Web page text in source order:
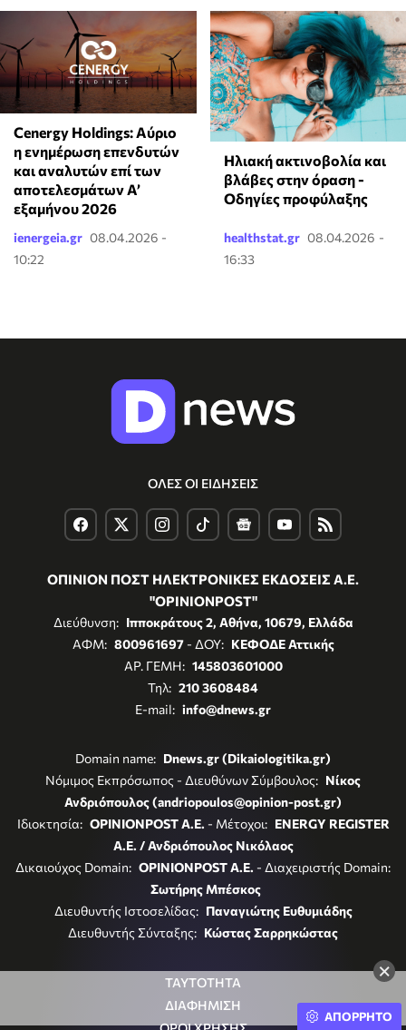
×
Cenergy Holdings: Αύριο
η ενημέρωση επενδυτών
και αναλυτών επί των
αποτελεσμάτων A’
εξαμήνου 2026
ienergeia.gr 08.04.2026 -
10:22
Ηλιακή ακτινοβολία και
βλάβες στην όραση -
Οδηγίες προφύλαξης
healthstat.gr 08.04.2026 -
16:33
ΟΛΕΣ ΟΙ ΕΙΔΗΣΕΙΣ
ΟΠΙΝΙΟΝ ΠΟΣΤ ΗΛΕΚΤΡΟΝΙΚΕΣ ΕΚΔΟΣΕΙΣ Α.Ε.
"OPINIONPOST"
Διεύθυνση: Ιπποκράτους 2, Αθήνα, 10679, Ελλάδα
ΑΦΜ: 800961697- ΔΟΥ: ΚΕΦΟΔΕ Αττικής
ΑΡ. ΓΕΜΗ: 145803601000
Τηλ: 210 3608484
E-mail: info@dnews.gr
Domain name: Dnews.gr (Dikaiologitika.gr)
Νόμιμος Εκπρόσωπος - Διευθύνων Σύμβουλος: Νίκος
Ανδριόπουλος (andriopoulos@opinion-post.gr)
Ιδιοκτησία: OPINIONPOST A.E. - Μέτοχοι: ENERGY REGISTER
Α.Ε. / Ανδριόπουλος Νικόλαος
Δικαιούχος Domain: OPINIONPOST A.E. - Διαχειριστής Domain:
Σωτήρης Μπέσκος
Διευθυντής Ιστοσελίδας: Παναγιώτης Ευθυμιάδης
Διευθυντής Σύνταξης: Κώστας Σαρρηκώστας
ΤΑΥΤΟΤΗΤΑ
ΔΙΑΦΗΜΙΣΗ
ΑΠΟΡΡΗΤΟ